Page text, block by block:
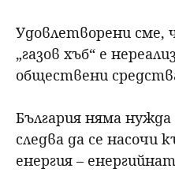
Удовлетворени сме,
„газов хъб“ е
обществени
България няма
следва да се насочи
енергия –